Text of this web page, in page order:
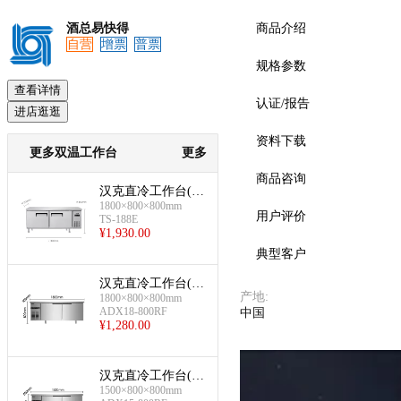
预览
酒总易快得
自营
增票 普票
查看详情
进店逛逛
更多双温工作台 更多
汉克直冷工作台(双
温工作台-左冷冻右
冷藏-1800×800×800
mm)
1800×800×800mm
TS-188E
¥1,930.00
汉克直冷工作台(双
温-1800×800×800m
m)
1800×800×800mm
ADX18-800RF
¥1,280.00
汉克直冷工作台(双
温-1500×800×800m
1500×800×800mm
商品介绍
规格参数
认证/报告
资料下载
商品咨询
用户评价
典型客户
产地:
中国